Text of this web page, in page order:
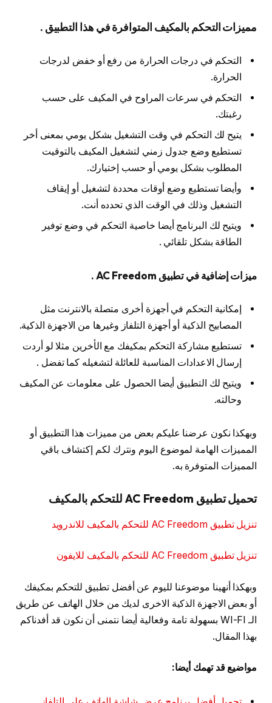
مميزات التحكم بالمكيف المتوافرة في هذا التطبيق .
التحكم في درجات الحرارة من رفع أو خفض لدرجات
الحرارة.
التحكم في سرعات المراوح في المكيف على حسب
رغبتك.
يتيح لك التحكم في وقت التشغيل بشكل يومي بمعنى أخر
تستطيع وضع جدول زمني لتشغيل المكيف بالتوقيت
المطلوب بشكل يومي أو حسب إختيارك.
وأيضا تستطيع وضع أوقات محددة لتشغيل أو إيقاف
التشغيل وذلك في الوقت الذي تحدده أنت.
ويتيح لك البرنامج أيضا خاصية التحكم في وضع توفير
الطاقة بشكل تلقائي .
ميزات إضافية في تطبيق AC Freedom .
إمكانية التحكم في أجهزة أخرى متصلة بالانترنت مثل
المصابيح الذكية أو أجهزة التلفاز وغيرها من الاجهزة الذكية.
تستطيع مشاركة التحكم بمكيفك مع الأخرين مثلا لو أردت
إرسال الاعدادات المناسبة للعائلة لتشغيله كما تفضل .
ويتيح لك التطبيق أيضا الحصول على معلومات عن المكيف
وحالته.
وبهكذا نكون عرضنا عليكم بعض من مميزات هذا التطبيق أو
المميزات الهامة لموضوع اليوم ونترك لكم إكتشاف باقي
المميزات المتوفرة به.
تحميل تطبيق AC Freedom للتحكم بالمكيف
تنزيل تطبيق AC Freedom للتحكم بالمكيف للاندرويد
تنزيل تطبيق AC Freedom للتحكم بالمكيف للايفون
وبهكذا أنهينا موضوعنا لليوم عن أفضل تطبيق للتحكم بمكيفك
أو بعض الاجهزة الذكية الاخرى لديك من خلال الهاتف عن طريق
الـ WI-FI بسهولة تامة وفعالية أيضا نتمنى أن نكون قد أفدناكم
بهذا المقال.
مواضيع قد تهمك أيضا: